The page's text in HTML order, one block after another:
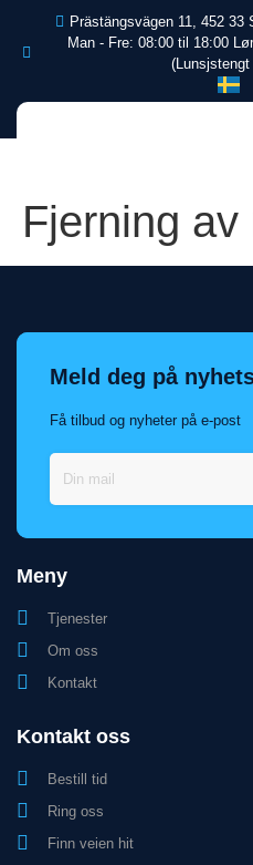
Prästängsvägen 11, 452 33
Man - Fre: 08:00 til 18:00
Fjerning
Meld deg på
Få tilbud og nyheter på e-post
Meny
Tjenester
Om oss
Kontakt
Kontakt oss
Bestill tid
Ring oss
Finn veien hit